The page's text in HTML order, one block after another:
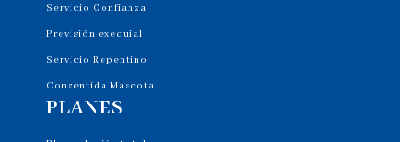
Servicio Confianza
Previsión exequial
Servicio Repentino
Consentida Mascota
PLANES